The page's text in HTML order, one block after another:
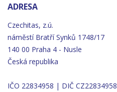
ADRESA
Czechitas, z.ú.
náměstí Bratří Synků 1748/17
140 00 Praha 4 - Nusle
Česká republika
IČO 22834958 | DIČ CZ22834958